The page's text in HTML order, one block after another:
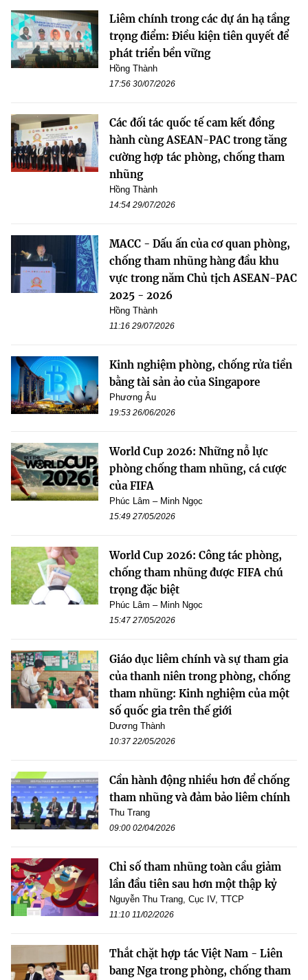
Liêm chính trong các dự án hạ tầng
trọng điểm: Điều kiện tiên quyết để
phát triển bền vững
Hồng Thành
17:56 30/07/2026
Các đối tác quốc tế cam kết đồng
hành cùng ASEAN-PAC trong tăng
cường hợp tác phòng, chống tham
nhũng
Hồng Thành
14:54 29/07/2026
MACC - Dấu ấn của cơ quan phòng,
chống tham nhũng hàng đầu khu
vực trong năm Chủ tịch ASEAN-PAC
2025 - 2026
Hồng Thành
11:16 29/07/2026
Kinh nghiệm phòng, chống rửa tiền
bằng tài sản ảo của Singapore
Phương Âu
19:53 26/06/2026
World Cup 2026: Những nỗ lực
phòng chống tham nhũng, cá cược
của FIFA
Phúc Lâm – Minh Ngọc
15:49 27/05/2026
World Cup 2026: Công tác phòng,
chống tham nhũng được FIFA chú
trọng đặc biệt
Phúc Lâm – Minh Ngọc
15:47 27/05/2026
Giáo dục liêm chính và sự tham gia
của thanh niên trong phòng, chống
tham nhũng: Kinh nghiệm của một
số quốc gia trên thế giới
Dương Thành
10:37 22/05/2026
Cần hành động nhiều hơn để chống
tham nhũng và đảm bảo liêm chính
Thu Trang
09:00 02/04/2026
Chỉ số tham nhũng toàn cầu giảm
lần đầu tiên sau hơn một thập kỷ
Nguyễn Thu Trang, Cục IV, TTCP
11:10 11/02/2026
Thắt chặt hợp tác Việt Nam - Liên
bang Nga trong phòng, chống tham